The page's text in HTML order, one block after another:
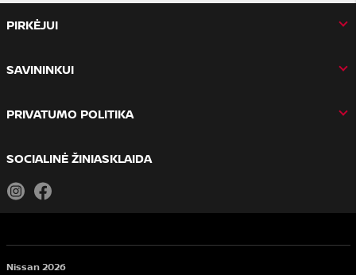
PIRKĖJUI
SAVININKUI
PRIVATUMO POLITIKA
SOCIALINĖ ŽINIASKLAIDA
Instagram
Nissan 2026